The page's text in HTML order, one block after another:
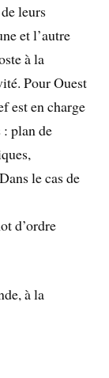
leurs
et l’autre
à la
Pour Ouest
est en charge
plan de
le cas de
d’ordre
à la